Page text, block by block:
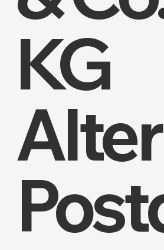
KG
Alter